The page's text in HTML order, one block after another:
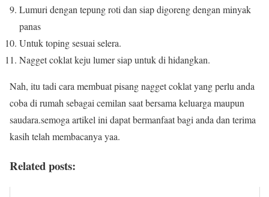
Lumuri dengan tepung roti dan siap digoreng dengan minyak
panas
Untuk toping sesuai selera.
Nagget coklat keju lumer siap untuk di hidangkan.
Nah, itu tadi cara membuat pisang nagget coklat yang perlu anda
coba di rumah sebagai cemilan saat bersama keluarga maupun
saudara.semoga artikel ini dapat bermanfaat bagi anda dan terima
kasih telah membacanya yaa.
Related posts: